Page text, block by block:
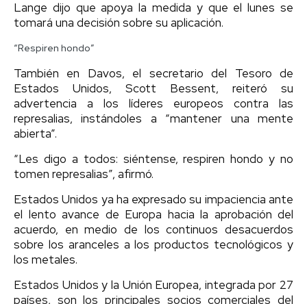
Lange dijo que apoya la medida y que el lunes se
tomará una decisión sobre su aplicación.
“Respiren hondo”
También en Davos, el secretario del Tesoro de
Estados Unidos, Scott Bessent, reiteró su
advertencia a los líderes europeos contra las
represalias, instándoles a “mantener una mente
abierta”.
“Les digo a todos: siéntense, respiren hondo y no
tomen represalias”, afirmó.
Estados Unidos ya ha expresado su impaciencia ante
el lento avance de Europa hacia la aprobación del
acuerdo, en medio de los continuos desacuerdos
sobre los aranceles a los productos tecnológicos y
los metales.
Estados Unidos y la Unión Europea, integrada por 27
países, son los principales socios comerciales del